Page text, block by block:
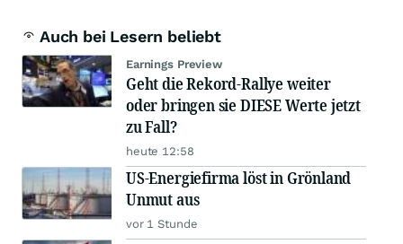
Auch bei Lesern beliebt
Earnings Preview
Geht die Rekord-Rallye weiter
oder bringen sie DIESE Werte jetzt
zu Fall?
heute 12:58
US-Energiefirma löst in Grönland
Unmut aus
vor 1 Stunde